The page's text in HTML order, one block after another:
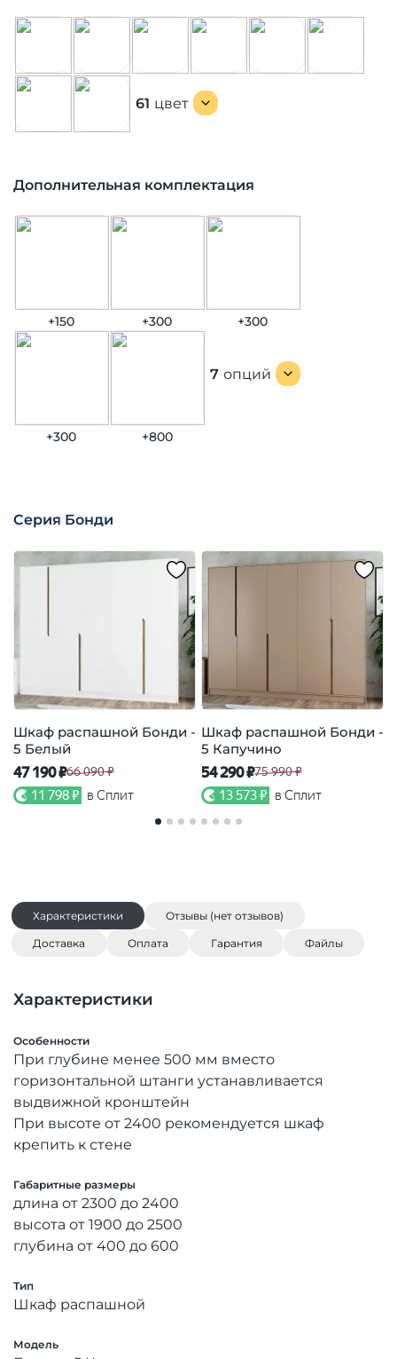
61 цвет
Дополнительная комплектация
+150 +300 +300
+300 +800
7 опций
Серия Бонди
Шкаф распашной Бонди -
5 Белый
47 190 ₽66 090 ₽
11 798 ₽ в Сплит
Шкаф распашной Бонди -
5 Капучино
54 290 ₽75 990 ₽
13 573 ₽ в Сплит
Характеристики Отзывы (нет отзывов)
Доставка Оплата Гарантия Файлы
Характеристики
Особенности
При глубине менее 500 мм вместо
горизонтальной штанги устанавливается
выдвижной кронштейн
При высоте от 2400 рекомендуется шкаф
крепить к стене
Габаритные размеры
длина от 2300 до 2400
высота от 1900 до 2500
глубина от 400 до 600
Тип
Шкаф распашной
Модель